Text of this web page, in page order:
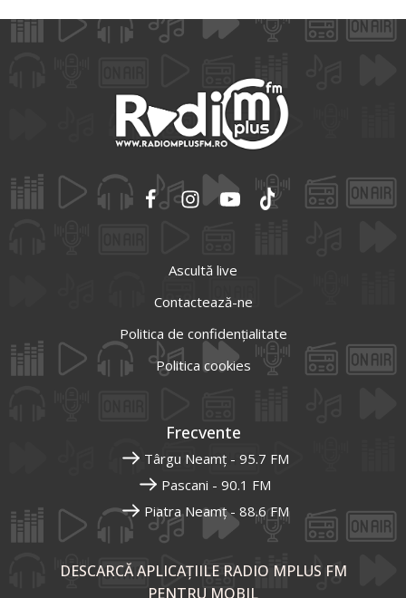
Ascultă live
Contactează-ne
Politica de confidențialitate
Politica cookies
Frecvente
Târgu Neamț - 95.7 FM
Pascani - 90.1 FM
Piatra Neamț - 88.6 FM
DESCARCĂ APLICAȚIILE RADIO MPLUS FM
PENTRU MOBIL